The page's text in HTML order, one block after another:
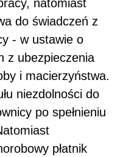
natomiast
do świadczeń z
- w ustawie o
z ubezpieczenia
i macierzyństwa.
niezdolności do
po spełnieniu
płatnik